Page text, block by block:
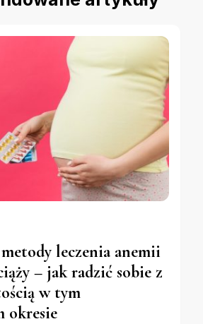
leczenia anemii
– jak radzić sobie z
w tym
okresie